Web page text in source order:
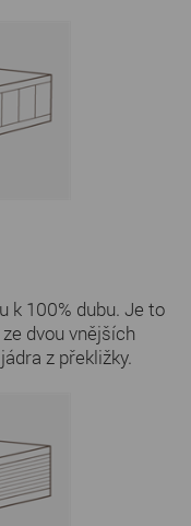
k 100% dubu. Je to
dvou vnějších
z překližky.